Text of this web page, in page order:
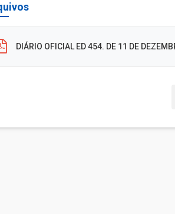
DIÁRIO OFICIAL ED 454. DE 11 DE